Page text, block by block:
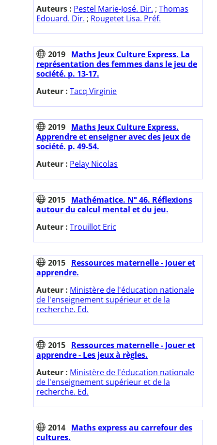
Auteurs : Pestel Marie-José. Dir. ; Thomas
Edouard. Dir. ; Rougetet Lisa. Préf.
2019 Maths Jeux Culture Express. La
représentation des femmes dans le jeu de
société. p. 13-17.
Auteur : Tacq Virginie
2019 Maths Jeux Culture Express.
Apprendre et enseigner avec des jeux de
société. p. 49-54.
Auteur : Pelay Nicolas
2015 Mathématice. N° 46. Réflexions
autour du calcul mental et du jeu.
Auteur : Trouillot Eric
2015 Ressources maternelle - Jouer et
apprendre.
Auteur : Ministère de l'éducation nationale
de l'enseignement supérieur et de la
recherche. Ed.
2015 Ressources maternelle - Jouer et
apprendre - Les jeux à règles.
Auteur : Ministère de l'éducation nationale
de l'enseignement supérieur et de la
recherche. Ed.
2014 Maths express au carrefour des
cultures.